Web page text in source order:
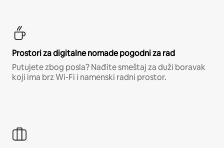
Prostori za digitalne nomade pogodni za rad
Putujete zbog posla? Nađite smeštaj za duži boravak
koji ima brz Wi-Fi i namenski radni prostor.